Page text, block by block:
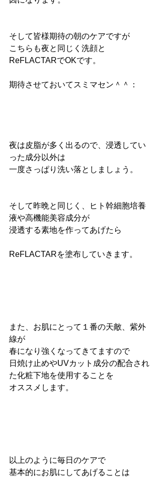
そして皆様期待の朝のケアですが
こちらも夜と同じく洗顔と
ReFLACTARでOKです。
期待させておいてスミマセン＾＾：
夜は皮脂が多く出るので、浸透してい
った成分以外は
一度さっぱり洗い落としましょう。
そして昨晩と同じく、ヒト幹細胞培養
液や高機能美容成分が
浸透する素地を作ってあげたら
ReFLACTARを塗布していきます。
また、お肌にとって１番の天敵、紫外
線が
春になり強くなってきてますので
日焼け止めやUVカット成分の配合され
た化粧下地を使用することを
オススメします。
以上のように毎日のケアで
基本的にお肌にしてあげることは